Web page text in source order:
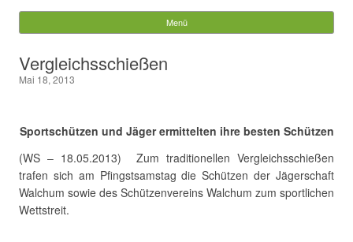
Gemeinde Walchum
Menü
Vergleichsschießen
Mai 18, 2013
Sportschützen und Jäger ermittelten ihre besten Schützen
(WS – 18.05.2013) Zum traditionellen Vergleichsschießen
trafen sich am Pfingstsamstag die Schützen der Jägerschaft
Walchum sowie des Schützenvereins Walchum zum sportlichen
Wettstreit.